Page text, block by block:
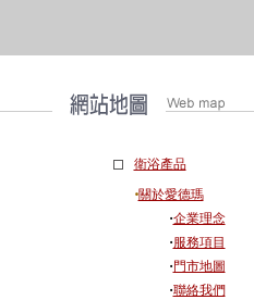
衛浴產品
‧關於愛德瑪
‧企業理念
‧服務項目
‧門市地圖
‧聯絡我們